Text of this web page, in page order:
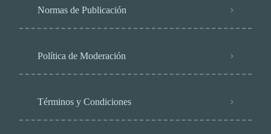
Normas de Publicación
Política de Moderación
Términos y Condiciones